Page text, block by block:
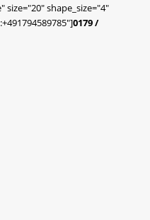
shape_size="4"
0179 /